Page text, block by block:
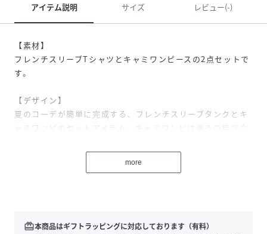
アイテム説明 サイズ レビュー(-)
【素材】
フレンチスリーブTシャツとキャミワンピースの2点セットで
す。
【デザイン】
夏のコーデが簡単に完成する、フレンチスリーブタンクとキ
ャミワンピのセットアイテム。キャミワンピは後ろの結び方
い仕様です。ライトベージュとブラックの2色展開で、すっき
りとした印象に仕上がります。
着です。足元はサンダルで軽やかにまとめると、夏らしい着
more
redeem本商品はギフトラッピングに対応しております（有料）